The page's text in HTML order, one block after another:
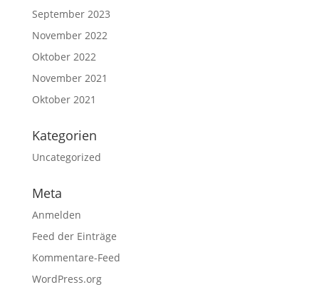
September 2023
November 2022
Oktober 2022
November 2021
Oktober 2021
Kategorien
Uncategorized
Meta
Anmelden
Feed der Einträge
Kommentare-Feed
WordPress.org